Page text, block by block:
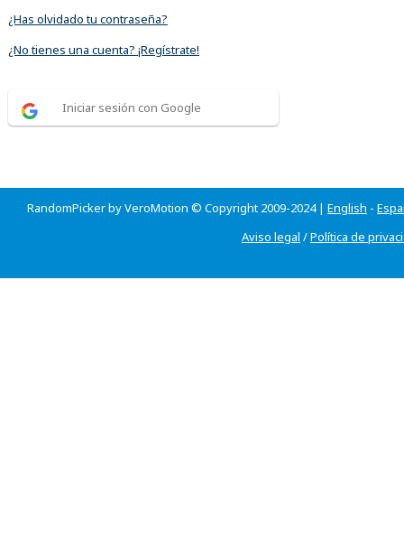
¿Has olvidado tu contraseña?
¿No tienes una cuenta? ¡Regístrate!
Iniciar sesión con Google
RandomPicker by VeroMotion © Copyright 2009-2024 | English -
Aviso legal /Política de